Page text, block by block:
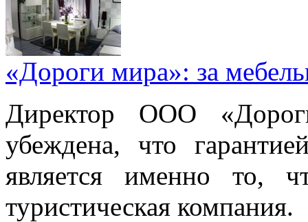
«Дороги мира»: за
Директор ООО
убеждена, что
является именно то,
туристическая компания.